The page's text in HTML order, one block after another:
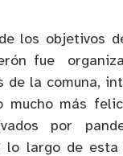
los objetivos
fue
la comuna,
más
por
largo de esta